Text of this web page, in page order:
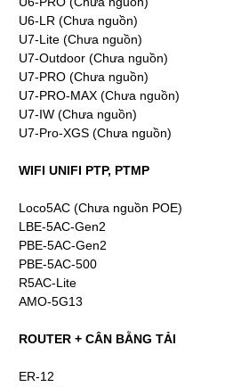
U6-LR (Chưa nguồn)
U7-Lite (Chưa nguồn)
U7-Outdoor (Chưa nguồn)
U7-PRO (Chưa nguồn)
U7-PRO-MAX (Chưa nguồn)
U7-IW (Chưa nguồn)
U7-Pro-XGS (Chưa nguồn)
WIFI UNIFI PTP, PTMP
Loco5AC (Chưa nguồn POE)
LBE-5AC-Gen2
PBE-5AC-Gen2
PBE-5AC-500
R5AC-Lite
AMO-5G13
ROUTER + CÂN BẰNG TẢI
ER-12